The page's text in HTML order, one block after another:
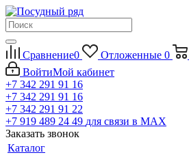
Сравнение0 Отложенные 0
ВойтиМой кабинет
+7 342 291 91 16
+7 342 291 91 16
+7 342 291 91 22
+7 919 489 24 49 для связи в МАХ
Заказать звонок
Каталог